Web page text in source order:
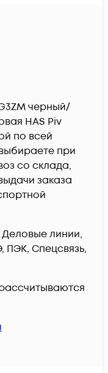
черный/
HAS Piv
по всей
при
со склада,
заказа
линии,
ПЭК, Спецсвязь,